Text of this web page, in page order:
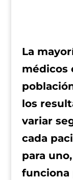
La
médicos
los
variar
cada
para
funciona